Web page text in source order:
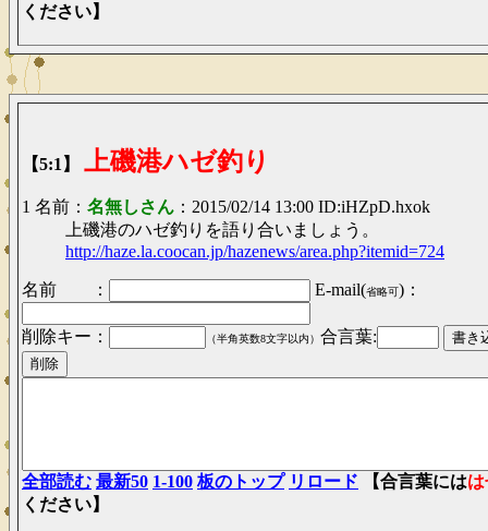
ください】
【5:1】 上磯港ハゼ釣り
1 名前： 名無しさん ：2015/02/14 13:00 ID:iHZpD.hxok
上磯港のハゼ釣りを語り合いましょう。
http://haze.la.coocan.jp/hazenews/area.php?itemid=724
名前 ： E-mail(省略可)：
削除キー： （半角英数8文字以内） 合言葉:
全部読む 最新50 1-100 板のトップ リロード 【合言葉には
ください】